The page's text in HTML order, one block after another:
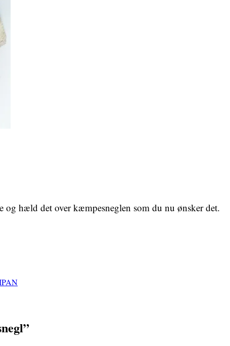
og hæld det over kæmpesneglen som du nu ønsker det.
”